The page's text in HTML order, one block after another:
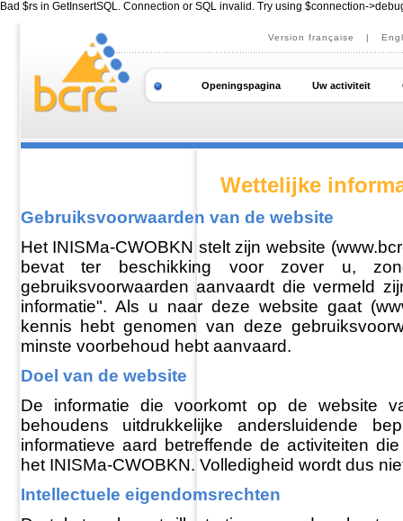
Bad $rs in GetInsertSQL. Connection or SQL invalid. Try using $connection-
Version française |
Openingspagina Uw activiteit
Wettelijke
Gebruiksvoorwaarden van de website
Het INISMa-CWOBKN stelt zijn website
bevat ter beschikking voor zover u,
gebruiksvoorwaarden aanvaardt die vermeld
informatie". Als u naar deze website gaat
kennis hebt genomen van deze
minste voorbehoud hebt aanvaard.
Doel van de website
De informatie die voorkomt op de website
behoudens uitdrukkelijke andersluidende
informatieve aard betreffende de activiteiten
het INISMa-CWOBKN. Volledigheid wordt dus
Intellectuele eigendomsrechten